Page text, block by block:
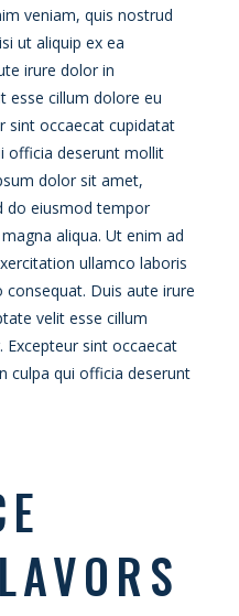
veniam, quis nostrud
ut aliquip ex ea
irure dolor in
esse cillum dolore eu
sint occaecat cupidatat
officia deserunt mollit
dolor sit amet,
do eiusmod tempor
aliqua. Ut enim ad
ullamco laboris
Duis aute irure
velit esse cillum
sint occaecat
culpa qui officia deserunt